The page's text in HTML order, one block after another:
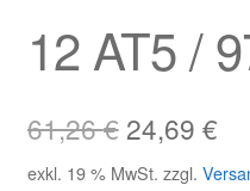
Kasse
Kontakt
12 AT5 /
61,26€
Preis
24,69 €
exkl. 19 % MwSt. zzgl.